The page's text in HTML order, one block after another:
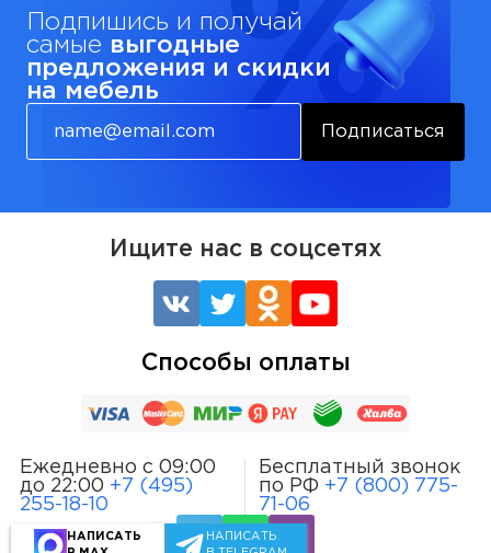
Подпишись и получай
самые выгодные
предложения и скидки
на мебель
Подписаться
Ежедневно с 09:00
до 22:00 +7 (495)
255-18-10
Бесплатный звонок
по РФ +7 (800) 775-
71-06
Ищите нас в соцсетях
Способы оплаты
НАПИСАТЬ
НАПИСАТЬ